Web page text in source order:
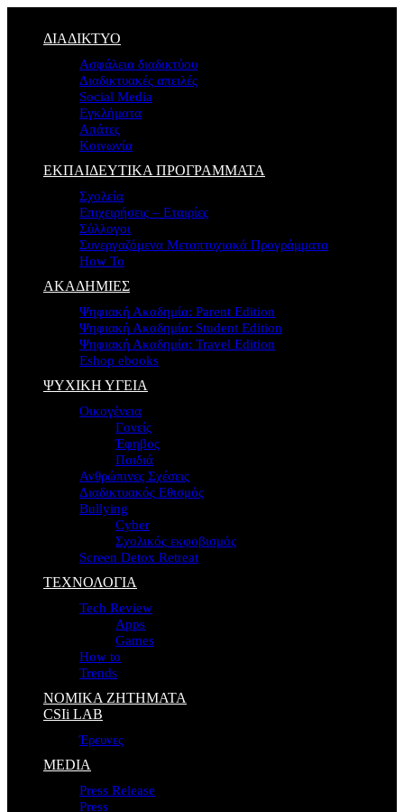
ΔΙΑΔΙΚΤΥΟ
Ασφάλεια διαδικτύου
Διαδικτυακές απειλές
Social Media
Εγκλήματα
Απάτες
Κοινωνία
ΕΚΠΑΙΔΕΥΤΙΚΑ ΠΡΟΓΡΑΜΜΑΤΑ
Σχολεία
Επιχειρήσεις – Εταιρίες
Σύλλογοι
Συνεργαζόμενα Μεταπτυχιακά Προγράμματα
How To
ΑΚΑΔΗΜΙΕΣ
Ψηφιακή Ακαδημία: Parent Edition
Ψηφιακή Ακαδημία: Student Edition
Ψηφιακή Ακαδημία: Travel Edition
Eshop ebooks
ΨΥΧΙΚΗ ΥΓΕΙΑ
Οικογένεια
Γονείς
Έφηβος
Παιδιά
Ανθρώπινες Σχέσεις
Διαδικτυακός Εθισμός
Bullying
Cyber
Σχολικός εκφοβισμός
Screen Detox Retreat
ΤΕΧΝΟΛΟΓΙΑ
Tech Review
Apps
Games
How to
Trends
ΝΟΜΙΚΑ ΖΗΤΗΜΑΤΑ
CSIi LAB
Έρευνες
MEDIA
Press Release
Press